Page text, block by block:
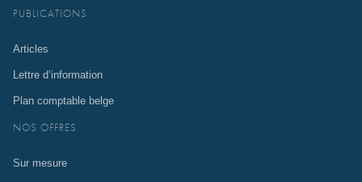
PUBLICATIONS
Articles
Lettre d’information
Plan comptable belge
NOS OFFRES
Sur mesure